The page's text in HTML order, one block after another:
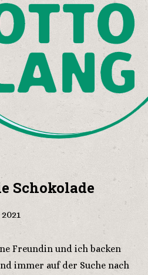
Schokolade
Freundin und ich backen
immer auf der Suche nach